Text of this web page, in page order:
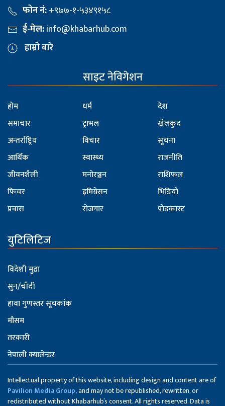
फोन नं:+९७७-१-५३४९१५८
ई-मेल:info@khabarhub.com
हाम्रो बारे
साइट नेविगेशन
होम
समाचार
अन्तर्राष्ट्रिय
आर्थिक
जीवनशैली
फिचर
प्रवास
धर्म
ट्राभल
विचार
स्वास्थ्य
मनोरञ्जन
इमिग्रेसन
रोजगार
देश
खेलकुद
सूचना
राजनीति
राशिफल
भिडियो
पोडकास्ट
युटिलिटिज
विदेशी मुद्रा
सुन/चाँदी
हावा गुणस्तर सूचकांक
मौसम
तरकारी
नेपाली क्यालेन्डर
Intellectual property of this website, including design and content are of
Pavilion Media Group,and may not be republished, rewritten, or
redistributed without Khabarhub’s consent. All rights reserved. Data is